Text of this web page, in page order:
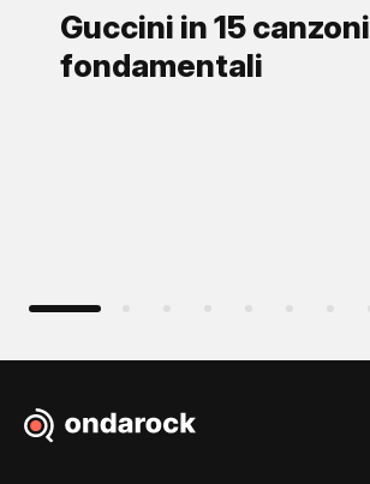
Guccini in 15 canzoni
fondamentali